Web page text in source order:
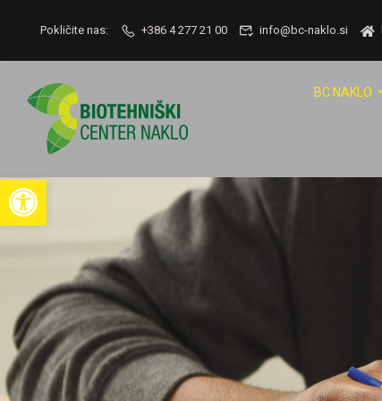
Open toolbar
Pokličite nas: +386 4 277 21 00 info@bc-naklo.si
BC NAKLO